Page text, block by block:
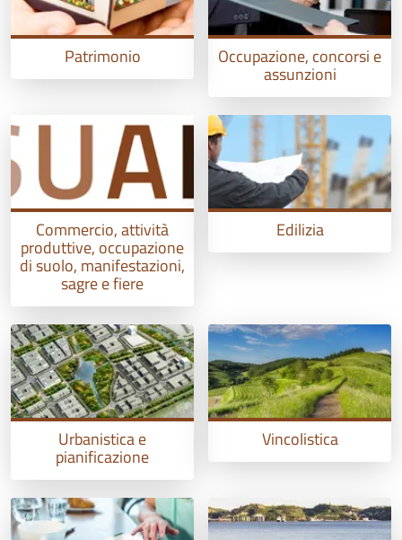
Patrimonio Occupazione, concorsi e
assunzioni
Commercio, attività
produttive, occupazione
di suolo, manifestazioni,
sagre e fiere
Edilizia
Urbanistica e
pianificazione
Vincolistica